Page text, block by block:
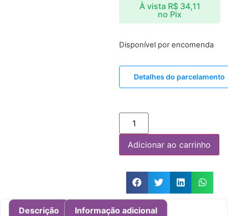
À vista R$34,11
no Pix
Disponível por encomenda
Detalhes do parcelamento
Adicionar ao carrinho
Descrição Informação adicional